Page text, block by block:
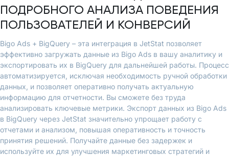
ПОДРОБНОГО АНАЛИЗА ПОВЕДЕНИЯ
ПОЛЬЗОВАТЕЛЕЙ И КОНВЕРСИЙ
Bigo Ads + BigQuery – эта интеграция в JetStat позволяет
эффективно загружать данные из Bigo Ads в вашу аналитику и
экспортировать их в BigQuery для дальнейшей работы. Процесс
автоматизируется, исключая необходимость ручной обработки
данных, и позволяет оперативно получать актуальную
информацию для отчетности. Вы сможете без труда
анализировать ключевые метрики. Экспорт данных из Bigo Ads
в BigQuery через JetStat значительно упрощает работу с
отчетами и анализом, повышая оперативность и точность
принятия решений. Получайте данные без задержек и
используйте их для улучшения маркетинговых стратегий и